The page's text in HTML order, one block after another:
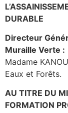
DURABLE
Directeur
Muraille Verte :
Madame
Eaux et Forêts.
AU TITRE DU
FORMATION